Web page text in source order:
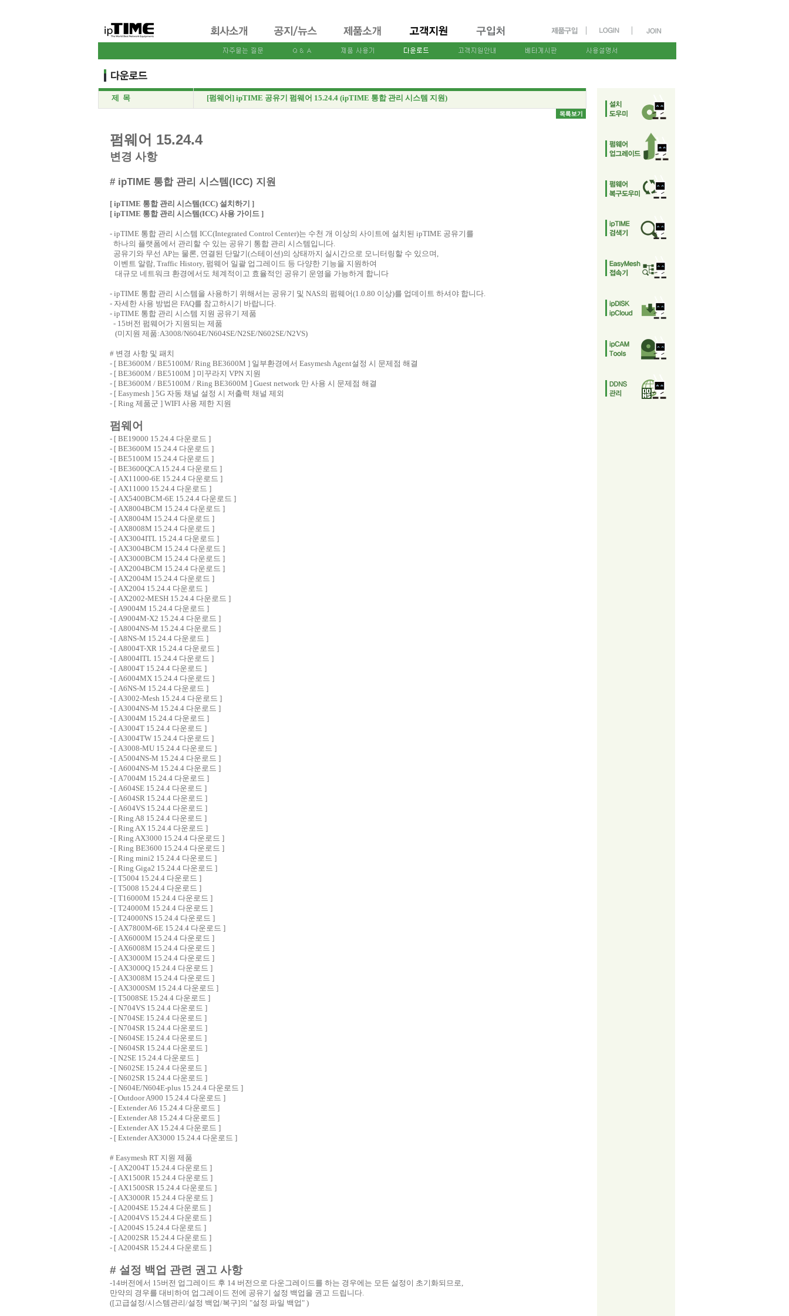
제 목 [펌웨어] ipTIME 공유기 펌웨어 15.24.4 (ipTIME 통합 관리 시스템 지원)
펌웨어 15.24.4
변경 사항
# ipTIME 통합 관리 시스템(ICC) 지원
[ ipTIME 통합 관리 시스템(ICC) 설치하기 ]
[ ipTIME 통합 관리 시스템(ICC) 사용 가이드 ]
- ipTIME 통합 관리 시스템 ICC(Integrated Control Center)는 수천 개 이상의 사이트에 설치된 ipTIME 공유기를
하나의 플랫폼에서 관리할 수 있는 공유기 통합 관리 시스템입니다.
공유기와 무선 AP는 물론, 연결된 단말기(스테이션)의 상태까지 실시간으로 모니터링할 수 있으며,
이벤트 알람, Traffic History, 펌웨어 일괄 업그레이드 등 다양한 기능을 지원하여
대규모 네트워크 환경에서도 체계적이고 효율적인 공유기 운영을 가능하게 합니다
- ipTIME 통합 관리 시스템을 사용하기 위해서는 공유기 및 NAS의 펌웨어(1.0.80 이상)를 업데이트 하셔야 합니다.
- 자세한 사용 방법은 FAQ를 참고하시기 바랍니다.
- ipTIME 통합 관리 시스템 지원 공유기 제품
- 15버전 펌웨어가 지원되는 제품
(미지원 제품:A3008/N604E/N604SE/N2SE/N602SE/N2VS)
# 변경 사항 및 패치
- [ BE3600M / BE5100M/ Ring BE3600M ] 일부환경에서 Easymesh Agent설정 시 문제점 해결
- [ BE3600M / BE5100M ] 미꾸라지 VPN 지원
- [ BE3600M / BE5100M / Ring BE3600M ] Guest network 만 사용 시 문제점 해결
- [ Easymesh ] 5G 자동 채널 설정 시 저출력 채널 제외
- [ Ring 제품군 ] WIFI 사용 제한 지원
펌웨어
- [ BE19000 15.24.4 다운로드 ]
- [ BE3600M 15.24.4 다운로드 ]
- [ BE5100M 15.24.4 다운로드 ]
- [ BE3600QCA 15.24.4 다운로드 ]
- [ AX11000-6E 15.24.4 다운로드 ]
- [ AX11000 15.24.4 다운로드 ]
- [ AX5400BCM-6E 15.24.4 다운로드 ]
- [ AX8004BCM 15.24.4 다운로드 ]
- [ AX8004M 15.24.4 다운로드 ]
- [ AX8008M 15.24.4 다운로드 ]
- [ AX3004ITL 15.24.4 다운로드 ]
- [ AX3004BCM 15.24.4 다운로드 ]
- [ AX3000BCM 15.24.4 다운로드 ]
- [ AX2004BCM 15.24.4 다운로드 ]
- [ AX2004M 15.24.4 다운로드 ]
- [ AX2004 15.24.4 다운로드 ]
- [ AX2002-MESH 15.24.4 다운로드 ]
- [ A9004M 15.24.4 다운로드 ]
- [ A9004M-X2 15.24.4 다운로드 ]
- [ A8004NS-M 15.24.4 다운로드 ]
- [ A8NS-M 15.24.4 다운로드 ]
- [ A8004T-XR 15.24.4 다운로드 ]
- [ A8004ITL 15.24.4 다운로드 ]
- [ A8004T 15.24.4 다운로드 ]
- [ A6004MX 15.24.4 다운로드 ]
- [ A6NS-M 15.24.4 다운로드 ]
- [ A3002-Mesh 15.24.4 다운로드 ]
- [ A3004NS-M 15.24.4 다운로드 ]
- [ A3004M 15.24.4 다운로드 ]
- [ A3004T 15.24.4 다운로드 ]
- [ A3004TW 15.24.4 다운로드 ]
- [ A3008-MU 15.24.4 다운로드 ]
- [ A5004NS-M 15.24.4 다운로드 ]
- [ A6004NS-M 15.24.4 다운로드 ]
- [ A7004M 15.24.4 다운로드 ]
- [ A604SE 15.24.4 다운로드 ]
- [ A604SR 15.24.4 다운로드 ]
- [ A604VS 15.24.4 다운로드 ]
- [ Ring A8 15.24.4 다운로드 ]
- [ Ring AX 15.24.4 다운로드 ]
- [ Ring AX3000 15.24.4 다운로드 ]
- [ Ring BE3600 15.24.4 다운로드 ]
- [ Ring mini2 15.24.4 다운로드 ]
- [ Ring Giga2 15.24.4 다운로드 ]
- [ T5004 15.24.4 다운로드 ]
- [ T5008 15.24.4 다운로드 ]
- [ T16000M 15.24.4 다운로드 ]
- [ T24000M 15.24.4 다운로드 ]
- [ T24000NS 15.24.4 다운로드 ]
- [ AX7800M-6E 15.24.4 다운로드 ]
- [ AX6000M 15.24.4 다운로드 ]
- [ AX6008M 15.24.4 다운로드 ]
- [ AX3000M 15.24.4 다운로드 ]
- [ AX3000Q 15.24.4 다운로드 ]
- [ AX3008M 15.24.4 다운로드 ]
- [ AX3000SM 15.24.4 다운로드 ]
- [ T5008SE 15.24.4 다운로드 ]
- [ N704VS 15.24.4 다운로드 ]
- [ N704SE 15.24.4 다운로드 ]
- [ N704SR 15.24.4 다운로드 ]
- [ N604SE 15.24.4 다운로드 ]
- [ N604SR 15.24.4 다운로드 ]
- [ N2SE 15.24.4 다운로드 ]
- [ N602SE 15.24.4 다운로드 ]
- [ N602SR 15.24.4 다운로드 ]
- [ N604E/N604E-plus 15.24.4 다운로드 ]
- [ Outdoor A900 15.24.4 다운로드 ]
- [ Extender A6 15.24.4 다운로드 ]
- [ Extender A8 15.24.4 다운로드 ]
- [ Extender AX 15.24.4 다운로드 ]
- [ Extender AX3000 15.24.4 다운로드 ]
# Easymesh RT 지원 제품
- [ AX2004T 15.24.4 다운로드 ]
- [ AX1500R 15.24.4 다운로드 ]
- [ AX1500SR 15.24.4 다운로드 ]
- [ AX3000R 15.24.4 다운로드 ]
- [ A2004SE 15.24.4 다운로드 ]
- [ A2004VS 15.24.4 다운로드 ]
- [ A2004S 15.24.4 다운로드 ]
- [ A2002SR 15.24.4 다운로드 ]
- [ A2004SR 15.24.4 다운로드 ]
# 설정 백업 관련 권고 사항
-14버전에서 15버전 업그레이드 후 14 버전으로 다운그레이드를 하는 경우에는 모든 설정이 초기화되므로,
만약의 경우를 대비하여 업그레이드 전에 공유기 설정 백업을 권고 드립니다.
([고급설정/시스템관리/설정 백업/복구]의 "설정 파일 백업" )